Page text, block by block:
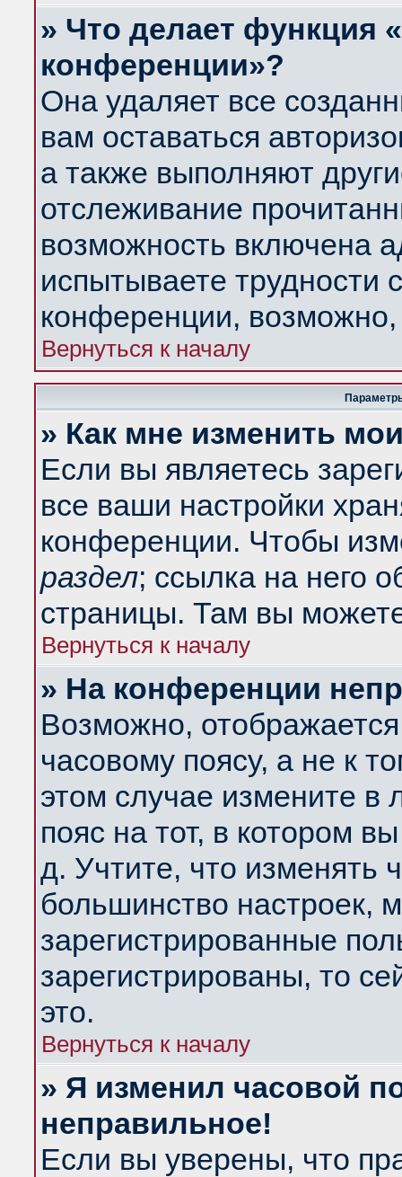
» Что делает функция
конференции»?
Она удаляет все
вам оставаться
а также выполняют
отслеживание
возможность включена
испытываете трудности
конференции,
Вернуться к началу
» Как мне изменить
Если вы являетесь
все ваши настройки
конференции. Чтобы
раздел; ссылка на него
страницы. Там вы
Вернуться к началу
» На конференции
Возможно,
часовому поясу, а не к
этом случае измените в
пояс на тот, в котором
д. Учтите, что изменять
большинство настроек,
зарегистрированные
зарегистрированы, то
это.
Вернуться к началу
» Я изменил часовой
неправильное!
Если вы уверены, что